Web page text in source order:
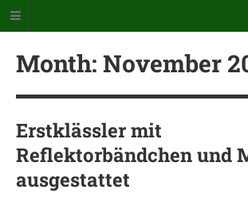
Katholische Grundschule der
Stadt Warstein
Month: November
Erstklässler mit
Reflektorbändchen und
ausgestattet